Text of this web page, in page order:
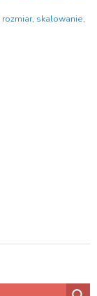
rozmiar, skalowanie,